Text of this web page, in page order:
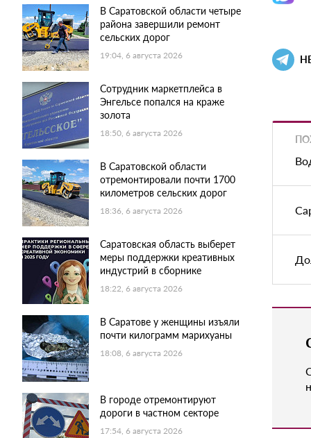
В Саратовской области четыре
района завершили ремонт
сельских дорог
19:04, 6 августа 2026
Сотрудник маркетплейса в
Энгельсе попался на краже
золота
18:50, 6 августа 2026
В Саратовской области
отремонтировали почти 1700
километров сельских дорог
18:36, 6 августа 2026
Саратовская область выберет
меры поддержки креативных
индустрий в сборнике
18:22, 6 августа 2026
В Саратове у женщины изъяли
почти килограмм марихуаны
18:08, 6 августа 2026
В городе отремонтируют
дороги в частном секторе
17:54, 6 августа 2026